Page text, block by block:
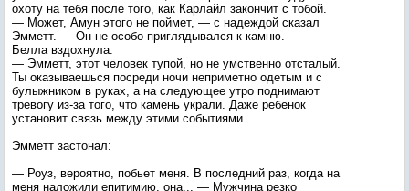
охоту на тебя после того, как Карлайл закончит с тобой.
— Может, Амун этого не поймет, — с надеждой сказал
Эмметт. — Он не особо приглядывался к камню.
Белла вздохнула:
— Эмметт, этот человек тупой, но не умственно отсталый.
Ты оказываешься посреди ночи неприметно одетым и с
булыжником в руках, а на следующее утро поднимают
тревогу из-за того, что камень украли. Даже ребенок
установит связь между этими событиями.
Эмметт застонал:
— Роуз, вероятно, побьет меня. В последний раз, когда на
меня наложили епитимию, она... — Мужчина резко